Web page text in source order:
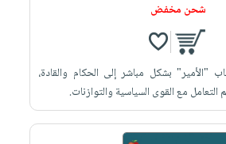
شحن مخفض
"الأمير" بشكل مباشر إلى الحكام والقادة،
مع القوى السياسية والتوازنات.